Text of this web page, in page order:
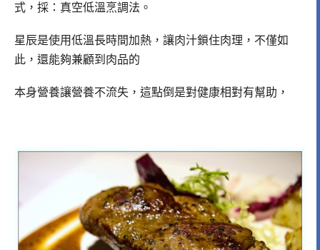
式，採：真空低溫烹調法。
星辰是使用低溫長時間加熱，讓肉汁鎖住肉理，不僅如
此，還能夠兼顧到肉品的
本身營養讓營養不流失，這點倒是對健康相對有幫助，